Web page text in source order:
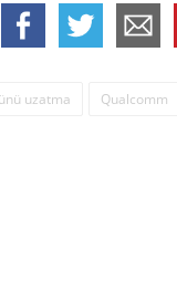
uzatma Qualcomm